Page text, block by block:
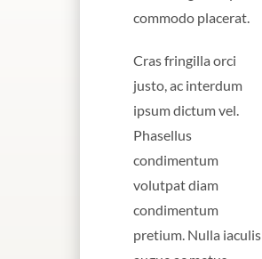
commodo placerat.
Cras fringilla orci
justo, ac interdum
ipsum dictum vel.
Phasellus
condimentum
volutpat diam
condimentum
pretium. Nulla iaculis